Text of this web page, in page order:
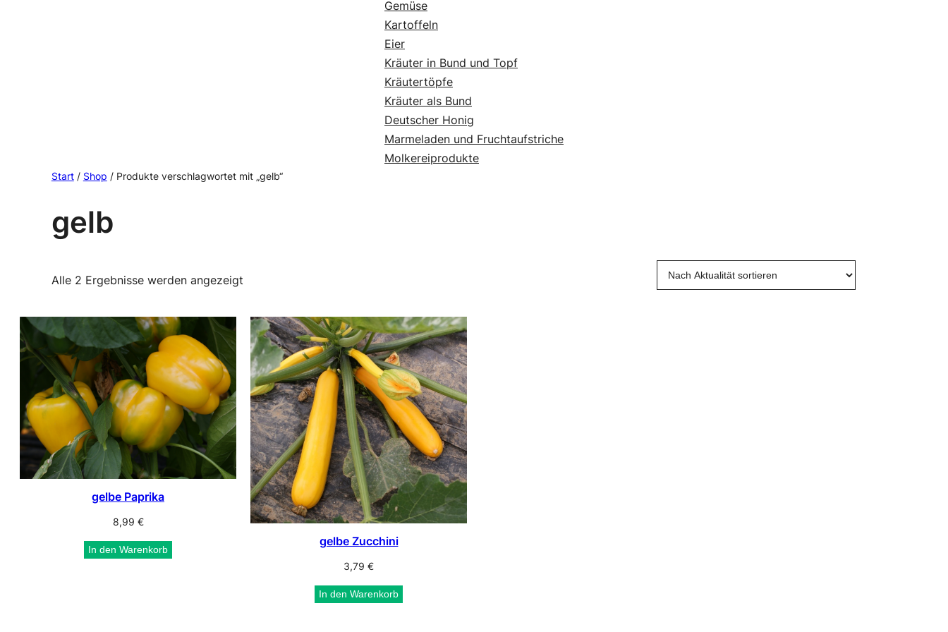
Gemüse
Kartoffeln
Eier
Kräuter in Bund und Topf
Kräutertöpfe
Kräuter als Bund
Deutscher Honig
Marmeladen und Fruchtaufstriche
Molkereiprodukte
Start/ Shop / Produkte verschlagwortet mit „gelb“
gelb
Alle 2 Ergebnisse werden angezeigtNach
sortiert
gelbe Paprika
8,99 €
In den Warenkorb
gelbe Zucchini
3,79 €
In den Warenkorb